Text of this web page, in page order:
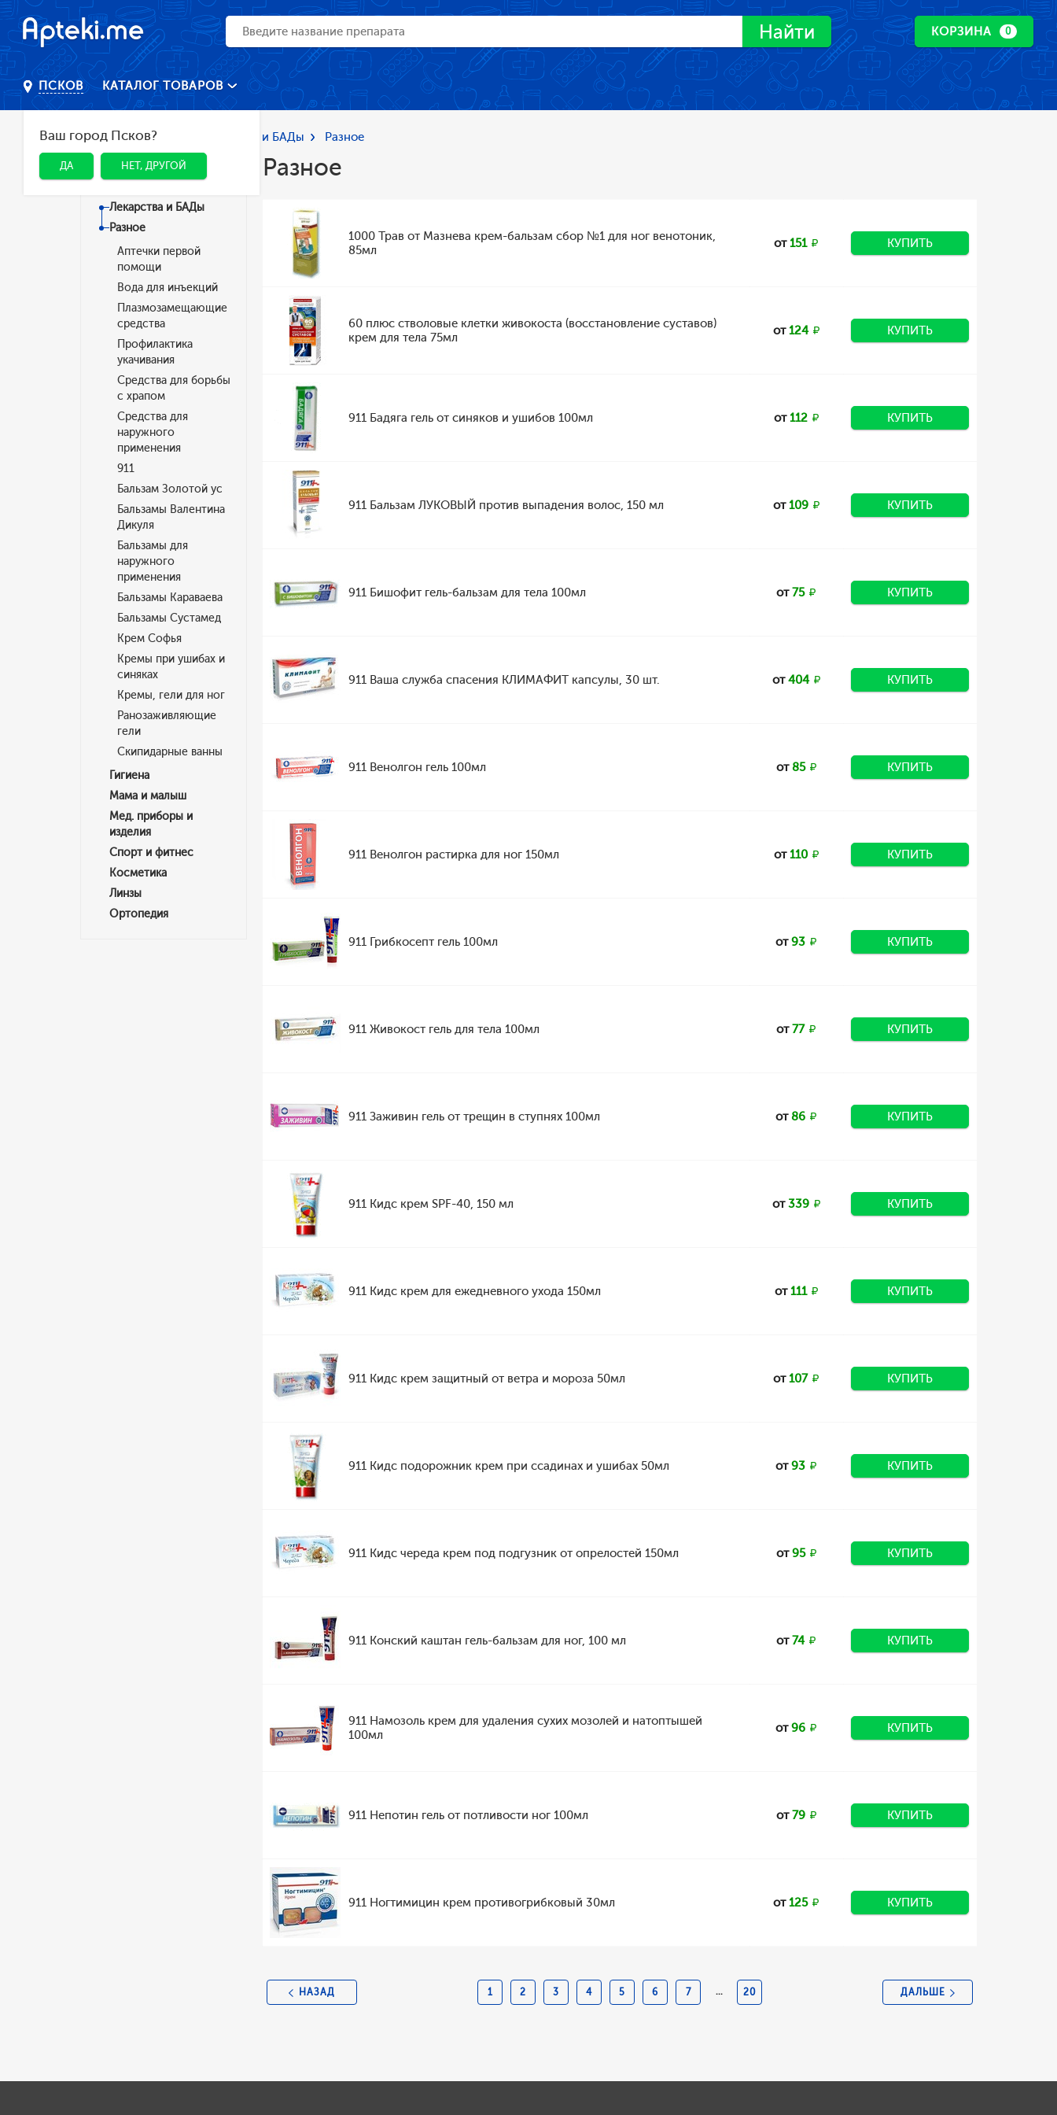
Найти КОРЗИНА 0
ПСКОВ
Ваш город Псков?
ДА НЕТ, ДРУГОЙ
КАТАЛОГ ТОВАРОВ
Главная Каталог Лекарства и БАДы Разное
Категории
Лекарства и БАДы
Разное
Аптечки первой
помощи
Вода для инъекций
Плазмозамещающие
средства
Профилактика
укачивания
Средства для борьбы
с храпом
Средства для
наружного
применения
911
Бальзам Золотой ус
Бальзамы Валентина
Дикуля
Бальзамы для
наружного
применения
Бальзамы Караваева
Бальзамы Сустамед
Крем Софья
Кремы при ушибах и
синяках
Кремы, гели для ног
Ранозаживляющие
гели
Скипидарные ванны
Гигиена
Мама и малыш
Мед. приборы и
изделия
Спорт и фитнес
Косметика
Линзы
Ортопедия
Разное
1000 Трав от Мазнева крем-бальзам сбор №1 для ног венотоник,
85мл
от151 КУПИТЬ
60 плюс стволовые клетки живокоста (восстановление суставов)
крем для тела 75мл
от124 КУПИТЬ
911 Бадяга гель от синяков и ушибов 100мл от112 КУПИТЬ
911 Бальзам ЛУКОВЫЙ против выпадения волос, 150 мл от109 КУПИТЬ
911 Бишофит гель-бальзам для тела 100мл от75 КУПИТЬ
911 Ваша служба спасения КЛИМАФИТ капсулы, 30 шт. от404 КУПИТЬ
911 Венолгон гель 100мл от85 КУПИТЬ
911 Венолгон растирка для ног 150мл от110 КУПИТЬ
911 Грибкосепт гель 100мл от93 КУПИТЬ
911 Живокост гель для тела 100мл от77 КУПИТЬ
911 Заживин гель от трещин в ступнях 100мл от86 КУПИТЬ
911 Кидс крем SPF-40, 150 мл от339 КУПИТЬ
911 Кидс крем для ежедневного ухода 150мл от111 КУПИТЬ
911 Кидс крем защитный от ветра и мороза 50мл от107 КУПИТЬ
911 Кидс подорожник крем при ссадинах и ушибах 50мл от93 КУПИТЬ
911 Кидс череда крем под подгузник от опрелостей 150мл от95 КУПИТЬ
911 Конский каштан гель-бальзам для ног, 100 мл от74 КУПИТЬ
911 Намозоль крем для удаления сухих мозолей и натоптышей
100мл
от96 КУПИТЬ
911 Непотин гель от потливости ног 100мл от79 КУПИТЬ
911 Ногтимицин крем противогрибковый 30мл от125 КУПИТЬ
НАЗАД 1 2 3 4 5 6 7 ... 20 ДАЛЬШЕ